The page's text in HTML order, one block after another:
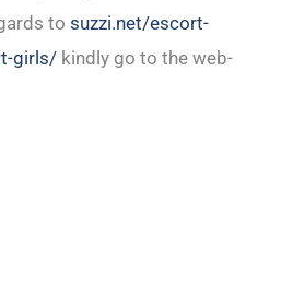
to suzzi.net/escort-
girls/ kindly go to the web-